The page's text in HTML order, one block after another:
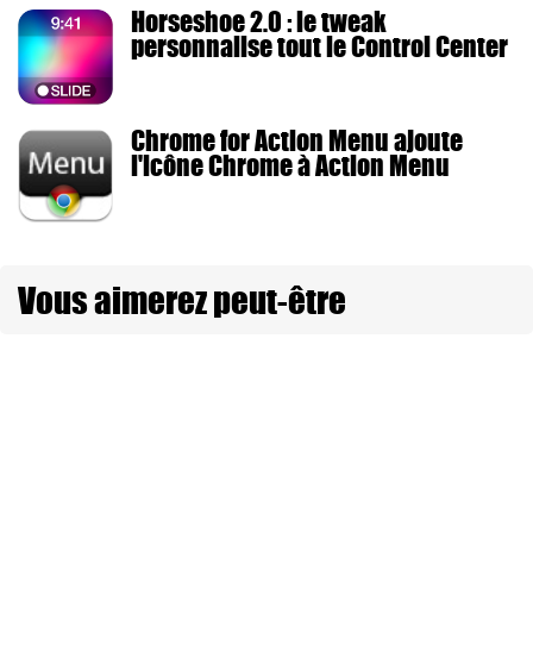
Horseshoe 2.0 : le tweak
personnalise tout le Control Center
Chrome for Action Menu ajoute
l'icône Chrome à Action Menu
Vous aimerez peut-être